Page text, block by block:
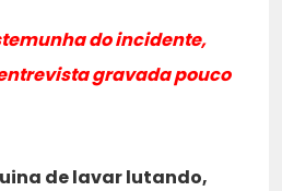
do incidente,
gravada pouco
de lavar lutando,